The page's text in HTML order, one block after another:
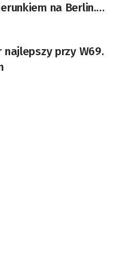
na Berlin.
torach
przy W69.